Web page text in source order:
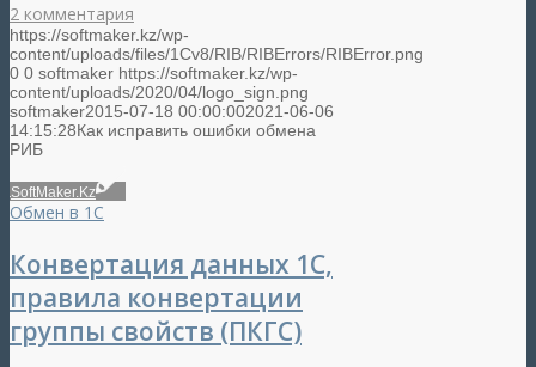
2 комментария
https://softmaker.kz/wp-
content/uploads/files/1Cv8/RIB/RIBErrors/RIBError.png
0 0 softmaker https://softmaker.kz/wp-
content/uploads/2020/04/logo_sign.png
softmaker2015-07-18 00:00:002021-06-06
14:15:28Как исправить ошибки обмена
РИБ
SoftMaker.Kz
Обмен в 1С
Конвертация данных 1C,
правила конвертации
группы свойств (ПКГС)